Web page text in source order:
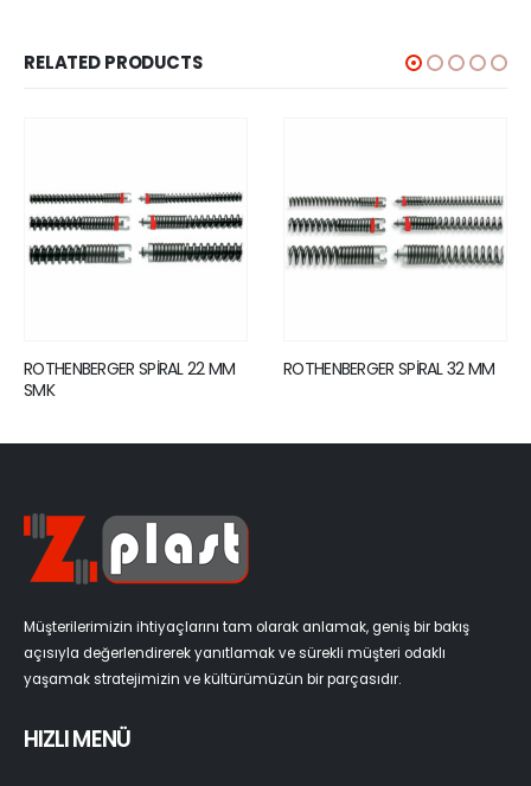
RELATED PRODUCTS
22 MM ROTHENBERGER SPİRAL 32 MM ROTHENBERGER
Müşterilerimizin ihtiyaçlarını tam olarak anlamak, geniş bir bakış
açısıyla değerlendirerek yanıtlamak ve sürekli müşteri odaklı
yaşamak stratejimizin ve kültürümüzün bir parçasıdır.
HIZLI MENÜ